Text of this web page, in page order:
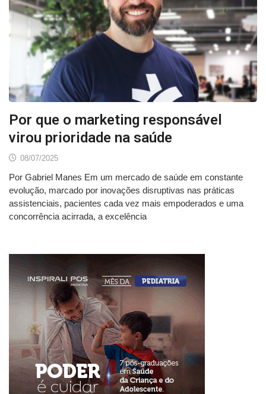
Por que o marketing responsável
virou prioridade na saúde
08/07/2025
Por Gabriel Manes Em um mercado de saúde em constante
evolução, marcado por inovações disruptivas nas práticas
assistenciais, pacientes cada vez mais empoderados e uma
concorrência acirrada, a excelência